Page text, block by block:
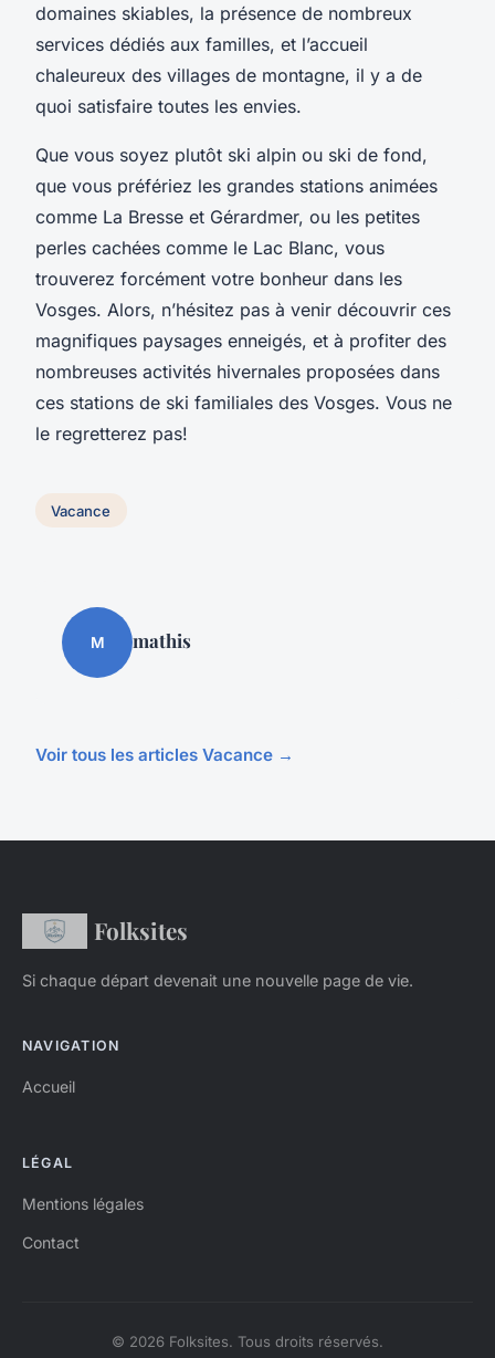
domaines skiables, la présence de nombreux
services dédiés aux familles, et l’accueil
chaleureux des villages de montagne, il y a de
quoi satisfaire toutes les envies.
Que vous soyez plutôt ski alpin ou ski de fond,
que vous préfériez les grandes stations animées
comme La Bresse et Gérardmer, ou les petites
perles cachées comme le Lac Blanc, vous
trouverez forcément votre bonheur dans les
Vosges. Alors, n’hésitez pas à venir découvrir ces
magnifiques paysages enneigés, et à profiter des
nombreuses activités hivernales proposées dans
ces stations de ski familiales des Vosges. Vous ne
le regretterez pas!
Vacance
M mathis
Voir tous les articles Vacance →
Folksites
Si chaque départ devenait une nouvelle page de vie.
NAVIGATION
Accueil
LÉGAL
Mentions légales
Contact
© 2026 Folksites. Tous droits réservés.